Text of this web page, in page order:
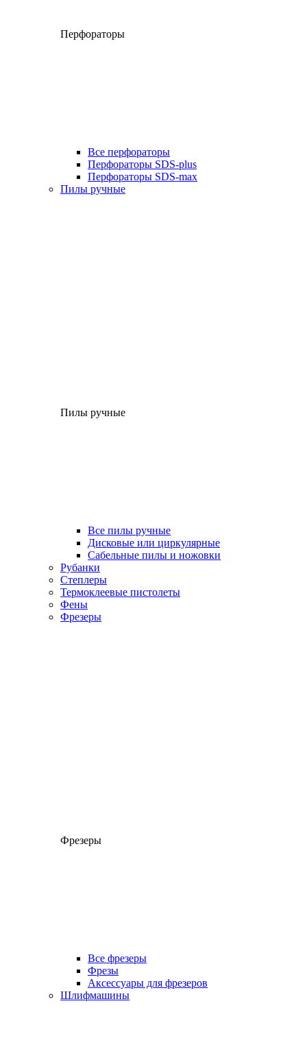
Перфораторы
Все перфораторы
Перфораторы SDS-plus
Перфораторы SDS-max
Пилы ручные
Пилы ручные
Все пилы ручные
Дисковые или циркулярные
Сабельные пилы и ножовки
Рубанки
Степлеры
Термоклеевые пистолеты
Фены
Фрезеры
Фрезеры
Все фрезеры
Фрезы
Аксессуары для фрезеров
Шлифмашины